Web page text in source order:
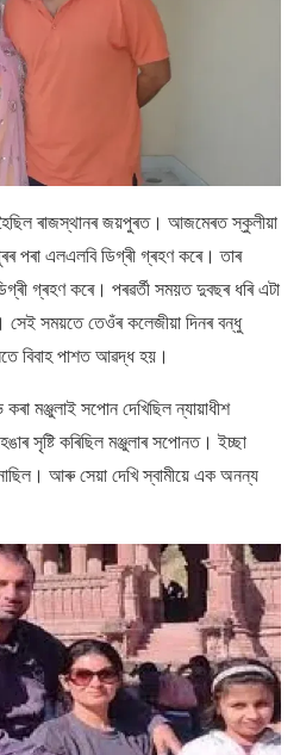
ৰাজস্থানৰ জয়পুৰত। আজমেৰত স্কুলীয়া
পৰা এলএলবি ডিগ্ৰী গ্ৰহণ কৰে। তাৰ
গ্ৰহণ কৰে। পৰৱৰ্তী সময়ত দুবছৰ ধৰি এটা
সেই সময়তে তেওঁৰ কলেজীয়া দিনৰ বন্ধু
বিবাহ পাশত আৱদ্ধ হয়।
মঞ্জুলাই সপোন দেখিছিল ন্যায়াধীশ
সৃষ্টি কৰিছিল মঞ্জুলাৰ সপোনত। ইচ্ছা
আৰু সেয়া দেখি স্বামীয়ে এক অনন্য